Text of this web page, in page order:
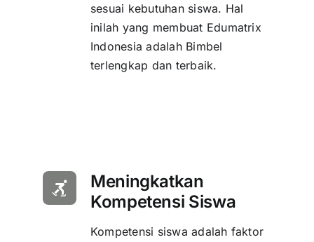
sesuai kebutuhan siswa. Hal
inilah yang membuat Edumatrix
Indonesia adalah Bimbel
terlengkap dan terbaik.
Meningkatkan
Kompetensi Siswa
Kompetensi siswa adalah faktor